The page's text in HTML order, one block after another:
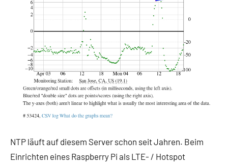
NTP läuft auf diesem Server schon seit Jahren. Beim
Einrichten eines Raspberry Pi als LTE- / Hotspot